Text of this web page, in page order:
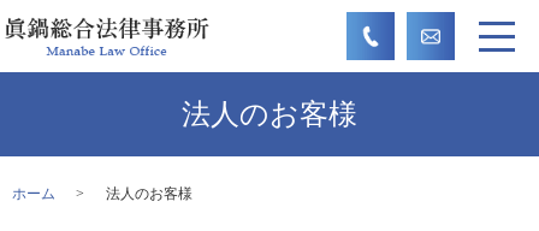
法人のお客様
ホーム 法人のお客様